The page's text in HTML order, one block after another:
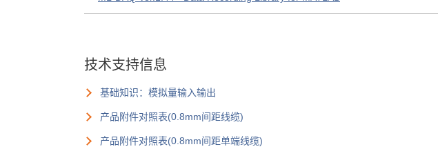
技术支持信息
基础知识：模拟量输入输出
产品附件对照表(0.8mm间距线缆)
产品附件对照表(0.8mm间距单端线缆)